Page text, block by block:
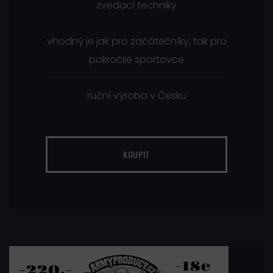
zvedací techniky
vhodný je jak pro začátečníky, tak pro
pokročilé sportovce
ruční výroba v Česku
KOUPIT